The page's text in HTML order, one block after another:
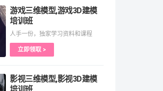
游戏三维模型,游戏3D建模
培训班
人手一份，独家学习资料和课程
立即领取 >
影视三维模型,影视3D建模
培训班